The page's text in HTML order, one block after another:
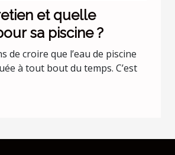
et quelle
sa piscine ?
de croire que l’eau de piscine
à tout bout du temps. C’est